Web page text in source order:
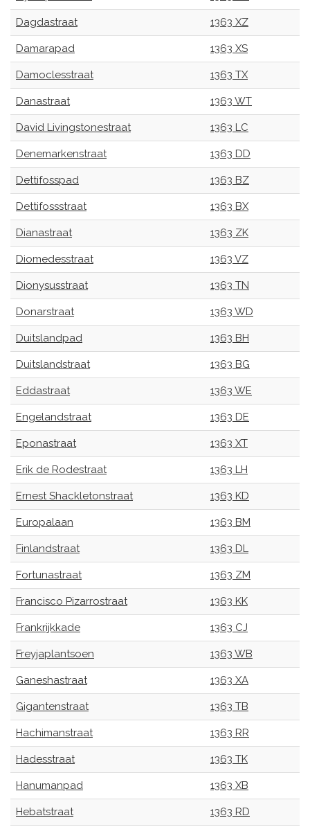
Dagdastraat 1363 XZ
Damarapad 1363 XS
Damoclesstraat 1363 TX
Danastraat 1363 WT
David Livingstonestraat 1363 LC
Denemarkenstraat 1363 DD
Dettifosspad 1363 BZ
Dettifossstraat 1363 BX
Dianastraat 1363 ZK
Diomedesstraat 1363 VZ
Dionysusstraat 1363 TN
Donarstraat 1363 WD
Duitslandpad 1363 BH
Duitslandstraat 1363 BG
Eddastraat 1363 WE
Engelandstraat 1363 DE
Eponastraat 1363 XT
Erik de Rodestraat 1363 LH
Ernest Shackletonstraat 1363 KD
Europalaan 1363 BM
Finlandstraat 1363 DL
Fortunastraat 1363 ZM
Francisco Pizarrostraat 1363 KK
Frankrijkkade 1363 CJ
Freyjaplantsoen 1363 WB
Ganeshastraat 1363 XA
Gigantenstraat 1363 TB
Hachimanstraat 1363 RR
Hadesstraat 1363 TK
Hanumanpad 1363 XB
Hebatstraat 1363 RD